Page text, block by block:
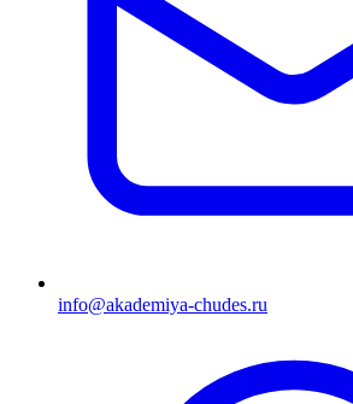
info@akademiya-chudes.ru